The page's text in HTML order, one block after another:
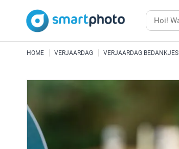
HOME VERJAARDAG VERJAARDAG BEDANKJES